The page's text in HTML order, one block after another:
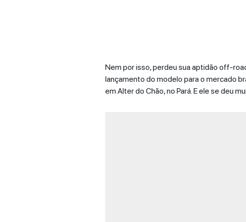
Nem por isso, perdeu sua aptidão off-
lançamento do modelo para o mercado
em Alter do Chão, no Pará. E ele se deu